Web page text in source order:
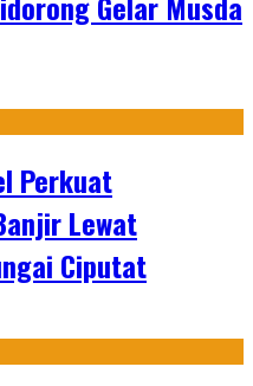
Perkuat
Lewat
Ciputat